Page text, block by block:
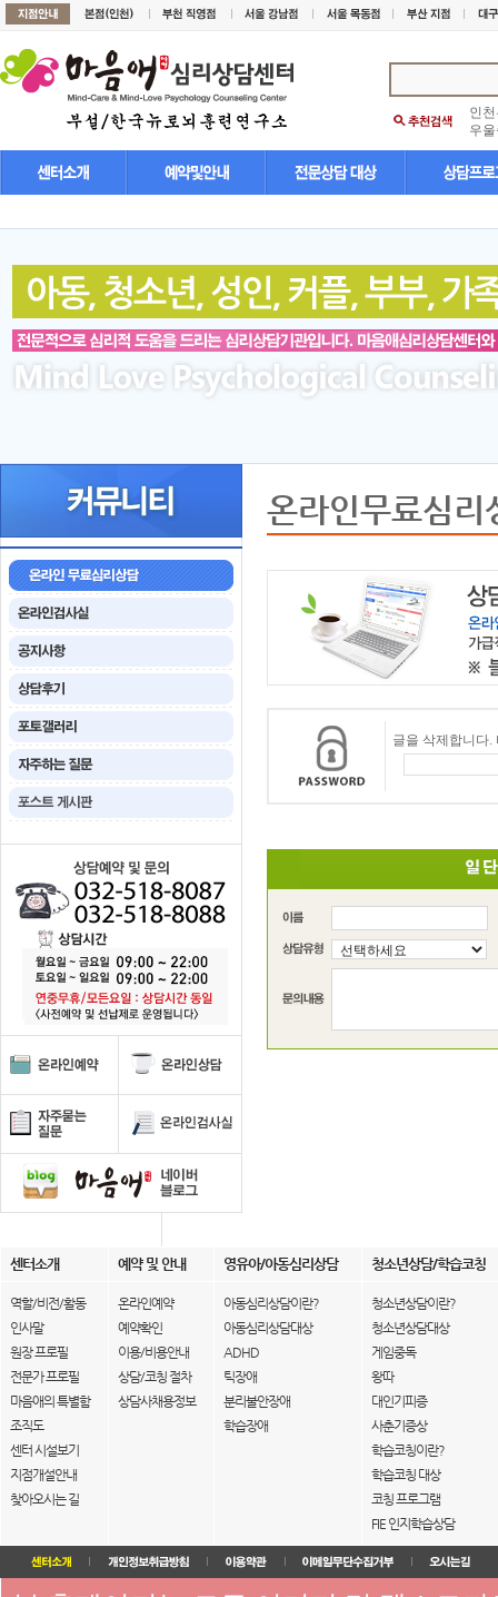
인
우
온라인무료심리
글을 삭제합니다.
센터소개 예약 및 안내 영유아/아동심리상담 청소년상담/학습코칭
역할/비전/활동
인사말
원장 프로필
전문가 프로필
마음애의 특별함
조직도
센터 시설보기
지점개설안내
찾아오시는 길
온라인예약
예약확인
이용/비용안내
상담/코칭 절차
상담사채용정보
아동심리상담이란?
아동심리상담대상
ADHD
틱장애
분리불안장애
학습장애
청소년상담이란?
청소년상담대상
게임중독
왕따
대인기피증
사춘기증상
학습코칭이란?
학습코칭 대상
코칭 프로그램
FIE 인지학습상담